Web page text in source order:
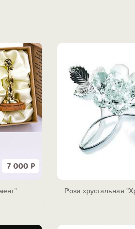
7 000Р
Роза хрустальная